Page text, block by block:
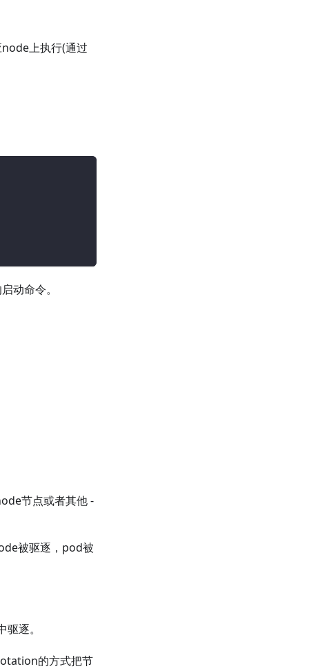
上执行(通过
动命令。
节点或者其他 -
被驱逐，pod被
逐。
的方式把节